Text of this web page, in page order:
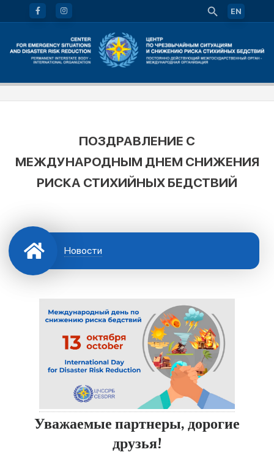
EN
ПОЗДРАВЛЕНИЕ С
МЕЖДУНАРОДНЫМ ДНЕМ СНИЖЕНИЯ
РИСКА СТИХИЙНЫХ БЕДСТВИЙ
Новости
Уважаемые партнеры, дорогие
друзья!